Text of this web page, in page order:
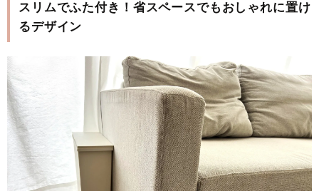
スリムでふた付き！省スペースでもおしゃれに置け
るデザイン